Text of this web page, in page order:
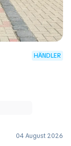
HÄNDLER
04 August 2026